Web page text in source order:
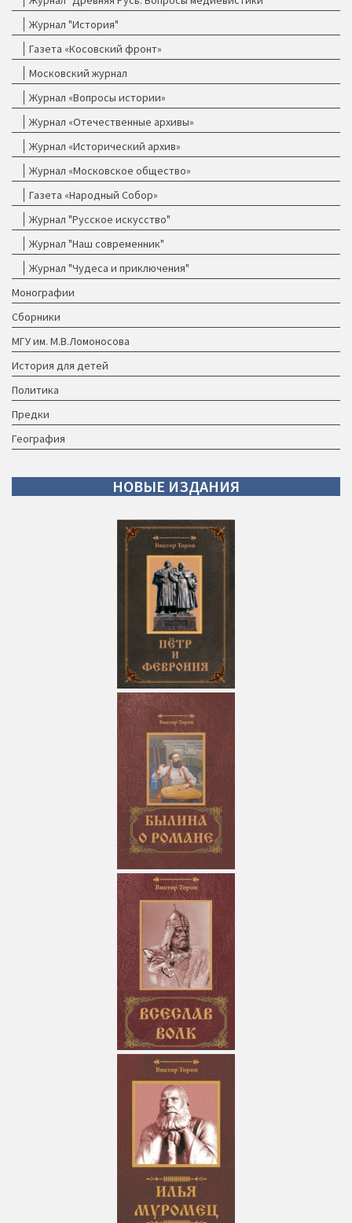
Журнал "История"
Газета «Косовский фронт»
Московский журнал
Журнал «Вопросы истории»
Журнал «Отечественные архивы»
Журнал «Исторический архив»
Журнал «Московское общество»
Газета «Народный Собор»
Журнал "Русское искусство"
Журнал "Наш современник"
Журнал "Чудеса и приключения"
Монографии
Сборники
МГУ им. М.В.Ломоносова
История для детей
Политика
Предки
География
НОВЫЕ ИЗДАНИЯ